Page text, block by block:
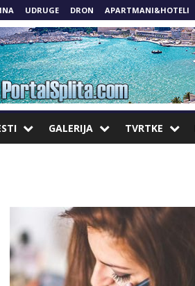
UDRUGE DRON APARTMANI&HOTELI
GALERIJA TVRTKE